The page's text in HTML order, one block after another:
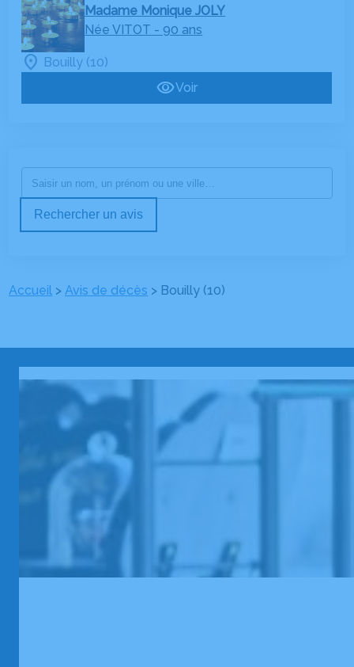
Madame Monique JOLY
Née VITOT - 90 ans
Bouilly (10)
Voir
Rechercher un avis
Accueil >Avis de décès > Bouilly (10)